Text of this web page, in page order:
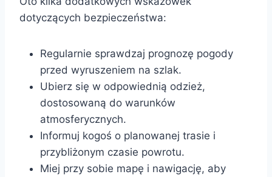
dotyczących bezpieczeństwa:
Regularnie sprawdzaj prognozę pogody
przed wyruszeniem na szlak.
Ubierz się w odpowiednią odzież,
dostosowaną do warunków
atmosferycznych.
Informuj kogoś o planowanej trasie i
przybliżonym czasie powrotu.
Miej przy sobie mapę i nawigację, aby